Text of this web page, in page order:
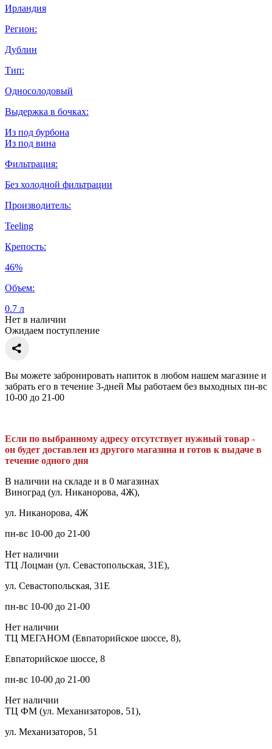
Ирландия
Регион:
Дублин
Тип:
Односолодовый
Выдержка в бочках:
Из под бурбона
Из под вина
Фильтрация:
Без холодной фильтрации
Производитель:
Teeling
Крепость:
46%
Объем:
0.7 л
Нет в наличии
Ожидаем поступление
Вы можете забронировать напиток в любом нашем магазине и
забрать его в течение 3-дней Мы работаем без выходных пн-вс
10-00 до 21-00
Если по выбранному адресу отсутствует нужный товар -
он будет доставлен из другого магазина и готов к выдаче в
течение одного дня
В наличии на складе и в 0 магазинах
Виноград (ул. Никанорова, 4Ж),
ул. Никанорова, 4Ж
пн-вс 10-00 до 21-00
Нет наличии
ТЦ Лоцман (ул. Севастопольская, 31Е),
ул. Севастопольская, 31Е
пн-вс 10-00 до 21-00
Нет наличии
ТЦ МЕГАНОМ (Евпаторийское шоссе, 8),
Евпаторийское шоссе, 8
пн-вс 10-00 до 21-00
Нет наличии
ТЦ ФМ (ул. Механизаторов, 51),
ул. Механизаторов, 51